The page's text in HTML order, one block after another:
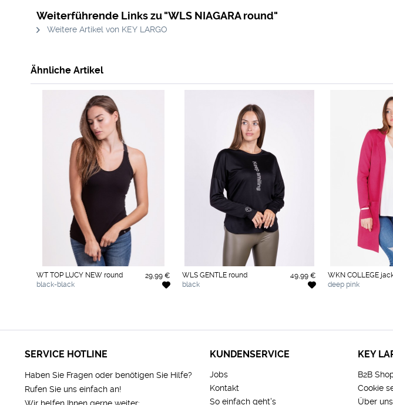
Weiterführende Links zu "WLS NIAGARA round"
Weitere Artikel von KEY LARGO
Ähnliche Artikel
WT TOP LUCY NEW round
black-black
29,99 €
WLS GENTLE round
black
49,99 €
WKN COLLEGE
deep pink
SERVICE HOTLINE
Haben Sie Fragen oder benötigen Sie Hilfe?
Rufen Sie uns einfach an!
KUNDENSERVICE
Jobs
Kontakt
So einfach geht's
KEY
B2B
Cookie
Über uns